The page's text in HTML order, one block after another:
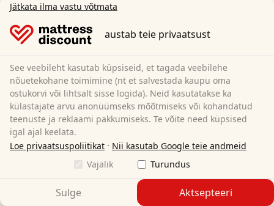
Jätkata ilma vastu võtmata
austab teie privaatsust
See veebileht kasutab küpsiseid, et tagada veebilehe
nõuetekohane toimimine (nt et salvestada kaupu oma
ostukorvi või lihtsalt sisse logida). Neid kasutatakse ka
külastajate arvu anonüümseks mõõtmiseks või kohandatud
teenuste ja reklaami pakkumiseks. Te võite need küpsised
igal ajal keelata.
Loe privaatsuspoliitikat · Nii kasutab Google teie andmeid
Vajalik
Turundus
Sulge Aktsepteeri